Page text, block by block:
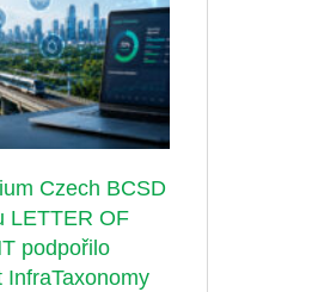
Czech BCSD
LETTER OF
podpořilo
InfraTaxonomy